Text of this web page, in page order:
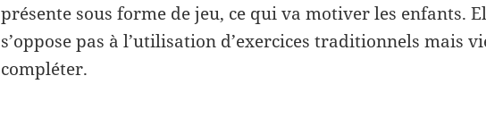
présente sous forme de jeu, ce qui va motiver les enfants.
s’oppose pas à l’utilisation d’exercices traditionnels mais
compléter.